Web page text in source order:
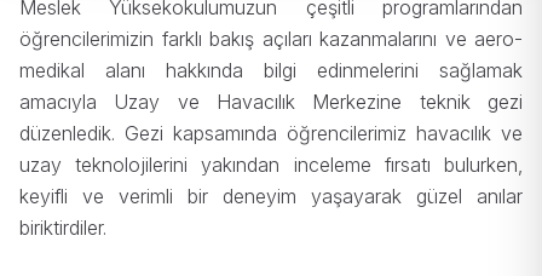
Meslek Yüksekokulumuzun çeşitli programlarından
öğrencilerimizin farklı bakış açıları kazanmalarını ve aero-
medikal alanı hakkında bilgi edinmelerini sağlamak
amacıyla Uzay ve Havacılık Merkezine teknik gezi
düzenledik. Gezi kapsamında öğrencilerimiz havacılık ve
uzay teknolojilerini yakından inceleme fırsatı bulurken,
keyifli ve verimli bir deneyim yaşayarak güzel anılar
biriktirdiler.